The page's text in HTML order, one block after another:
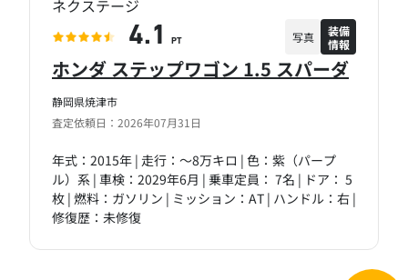
静岡県焼津市
査定依頼日：2026年07月31日
ホンダ ステップワゴン 1.5 スパーダ
年式：2015年 | 走行：～8万キロ | 色：紫（パープ
ル）系 | 車検：2029年6月 | 乗車定員： 7名 | ドア： 5
枚 | 燃料：ガソリン | ミッション：AT | ハンドル：右 |
修復歴：未修復
ネクステージ
4.1 PT 写真
装備
情報